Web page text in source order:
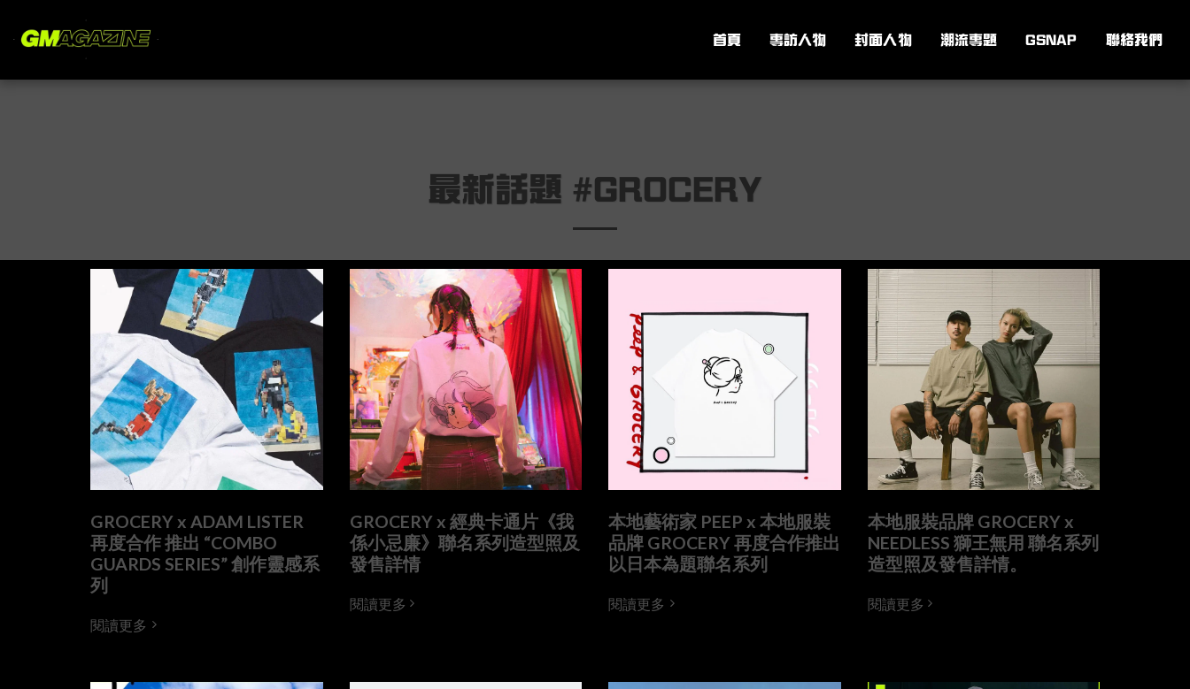
首頁 專訪人物 封面人物 潮流專題 GSNAP 聯絡我們
最新話題 #GROCERY
GROCERY x ADAM LISTER
再度合作 推出 “COMBO
GUARDS SERIES” 創作靈感系
列
閱讀更多
GROCERY x 經典卡通片《我
係小忌廉》聯名系列造型照及
發售詳情
閱讀更多
本地藝術家 PEEP x 本地服裝
品牌 GROCERY 再度合作推出
以日本為題聯名系列
閱讀更多
本地服裝品牌 GROCERY x
NEEDLESS 獅王無用 聯名系列
造型照及發售詳情。
閱讀更多